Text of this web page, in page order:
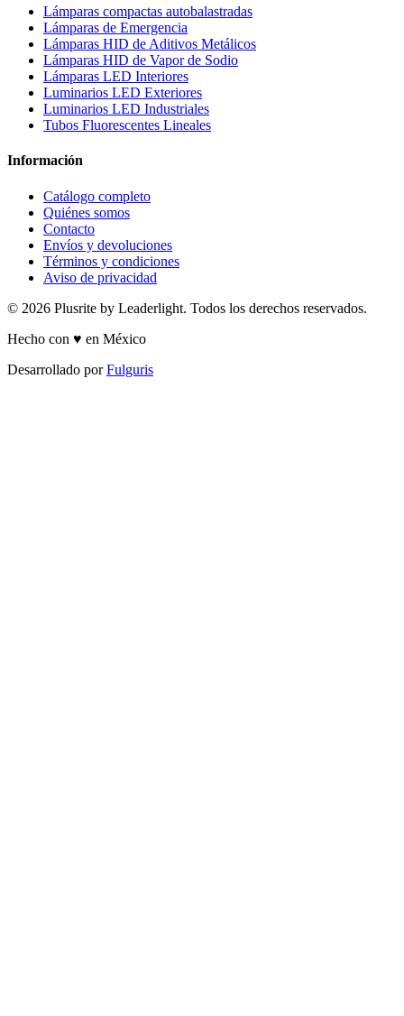
Lámparas compactas autobalastradas
Lámparas de Emergencia
Lámparas HID de Aditivos Metálicos
Lámparas HID de Vapor de Sodio
Lámparas LED Interiores
Luminarios LED Exteriores
Luminarios LED Industriales
Tubos Fluorescentes Lineales
Información
Catálogo completo
Quiénes somos
Contacto
Envíos y devoluciones
Términos y condiciones
Aviso de privacidad
© 2026 Plusrite by Leaderlight. Todos los derechos reservados.
Hecho con ♥ en México
Desarrollado porFulguris